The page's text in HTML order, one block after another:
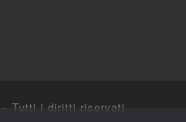
– Tutti i diritti riservati